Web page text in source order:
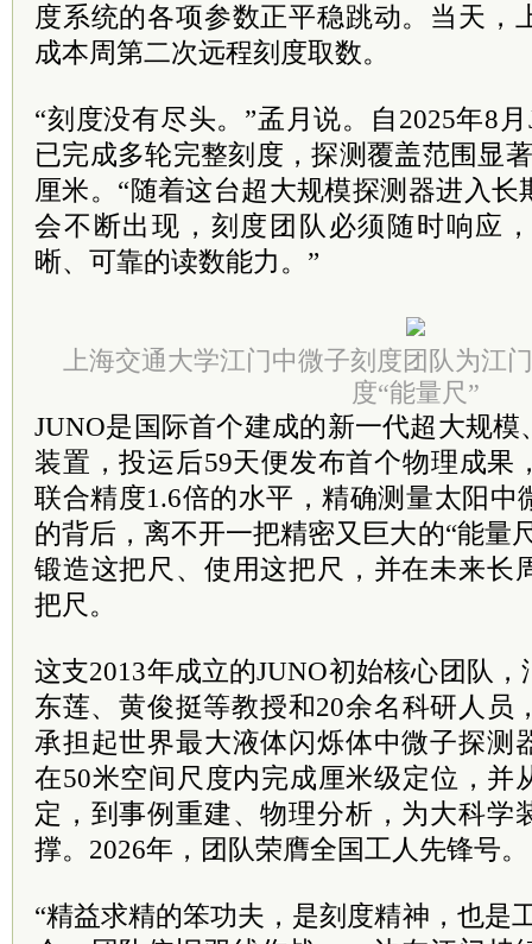
度系统的各项参数正平稳跳动。当天，
成本周第二次远程刻度取数。
“刻度没有尽头。”孟月说。自2025年8
已完成多轮完整刻度，探测覆盖范围显
厘米。“随着这台超大规模探测器进入
会不断出现，刻度团队必须随时响应
晰、可靠的读数能力。”
上海交通大学江门中微子刻度团队为江
度“能量尺”
JUNO是国际首个建成的新一代超大规
装置，投运后59天便发布首个物理成果
联合精度1.6倍的水平，精确测量太阳中
的背后，离不开一把精密又巨大的“能量
锻造这把尺、使用这把尺，并在未来长
把尺。
这支2013年成立的JUNO初始核心团队
东莲、黄俊挺等教授和20余名科研人员
承担起世界最大液体闪烁体中微子探测
在50米空间尺度内完成厘米级定位，并
定，到事例重建、物理分析，为大科学
撑。2026年，团队荣膺全国工人先锋号。
“精益求精的笨功夫，是刻度精神，也是